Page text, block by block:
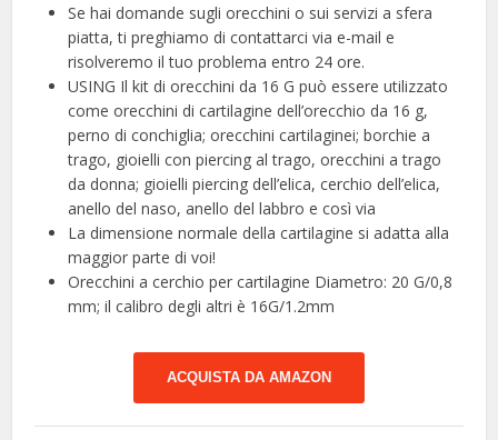
Se hai domande sugli orecchini o sui servizi a sfera
piatta, ti preghiamo di contattarci via e-mail e
risolveremo il tuo problema entro 24 ore.
USING Il kit di orecchini da 16 G può essere utilizzato
come orecchini di cartilagine dell’orecchio da 16 g,
perno di conchiglia; orecchini cartilaginei; borchie a
trago, gioielli con piercing al trago, orecchini a trago
da donna; gioielli piercing dell’elica, cerchio dell’elica,
anello del naso, anello del labbro e così via
La dimensione normale della cartilagine si adatta alla
maggior parte di voi!
Orecchini a cerchio per cartilagine Diametro: 20 G/0,8
mm; il calibro degli altri è 16G/1.2mm
ACQUISTA DA AMAZON